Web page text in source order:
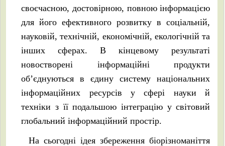
своєчасною, достовірною, повною інформацією
для його ефективного розвитку в соціальній,
науковій, технічній, економічній, екологічній та
інших сферах. В кінцевому результаті
новостворені інформаційні продукти
об’єднуються в єдину систему національних
інформаційних ресурсів у сфері науки й
техніки з її подальшою інтеграцію у світовий
глобальний інформаційний простір.
На сьогодні ідея збереження біорізноманіття